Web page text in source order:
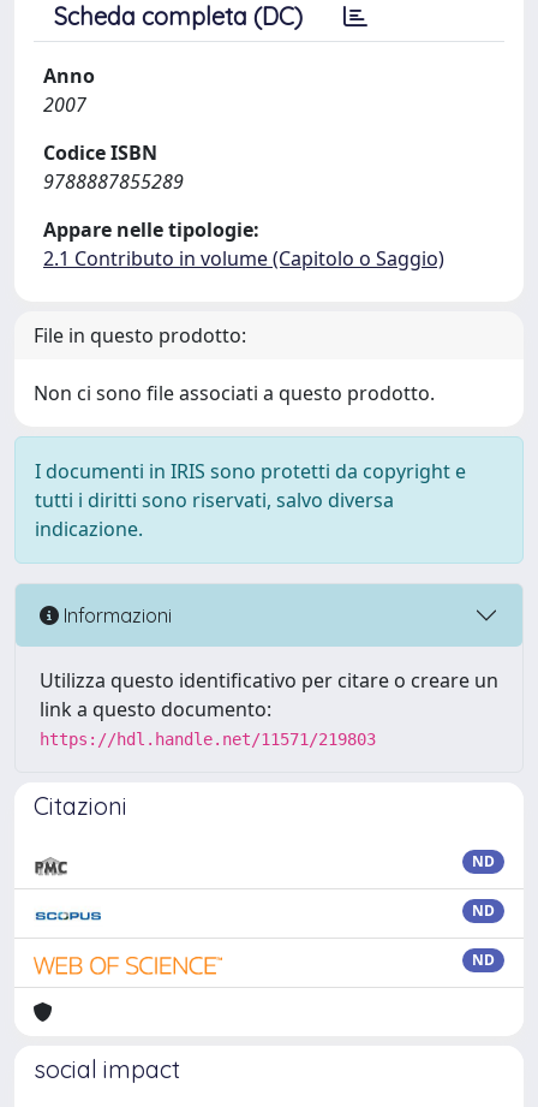
Scheda completa (DC)
Anno
2007
Codice ISBN
9788887855289
Appare nelle tipologie:
2.1 Contributo in volume (Capitolo o Saggio)
File in questo prodotto:
Non ci sono file associati a questo prodotto.
I documenti in IRIS sono protetti da copyright e
tutti i diritti sono riservati, salvo diversa
indicazione.
Informazioni
Utilizza questo identificativo per citare o creare un
link a questo documento:
https://hdl.handle.net/11571/219803
Citazioni
ND
ND
ND
social impact